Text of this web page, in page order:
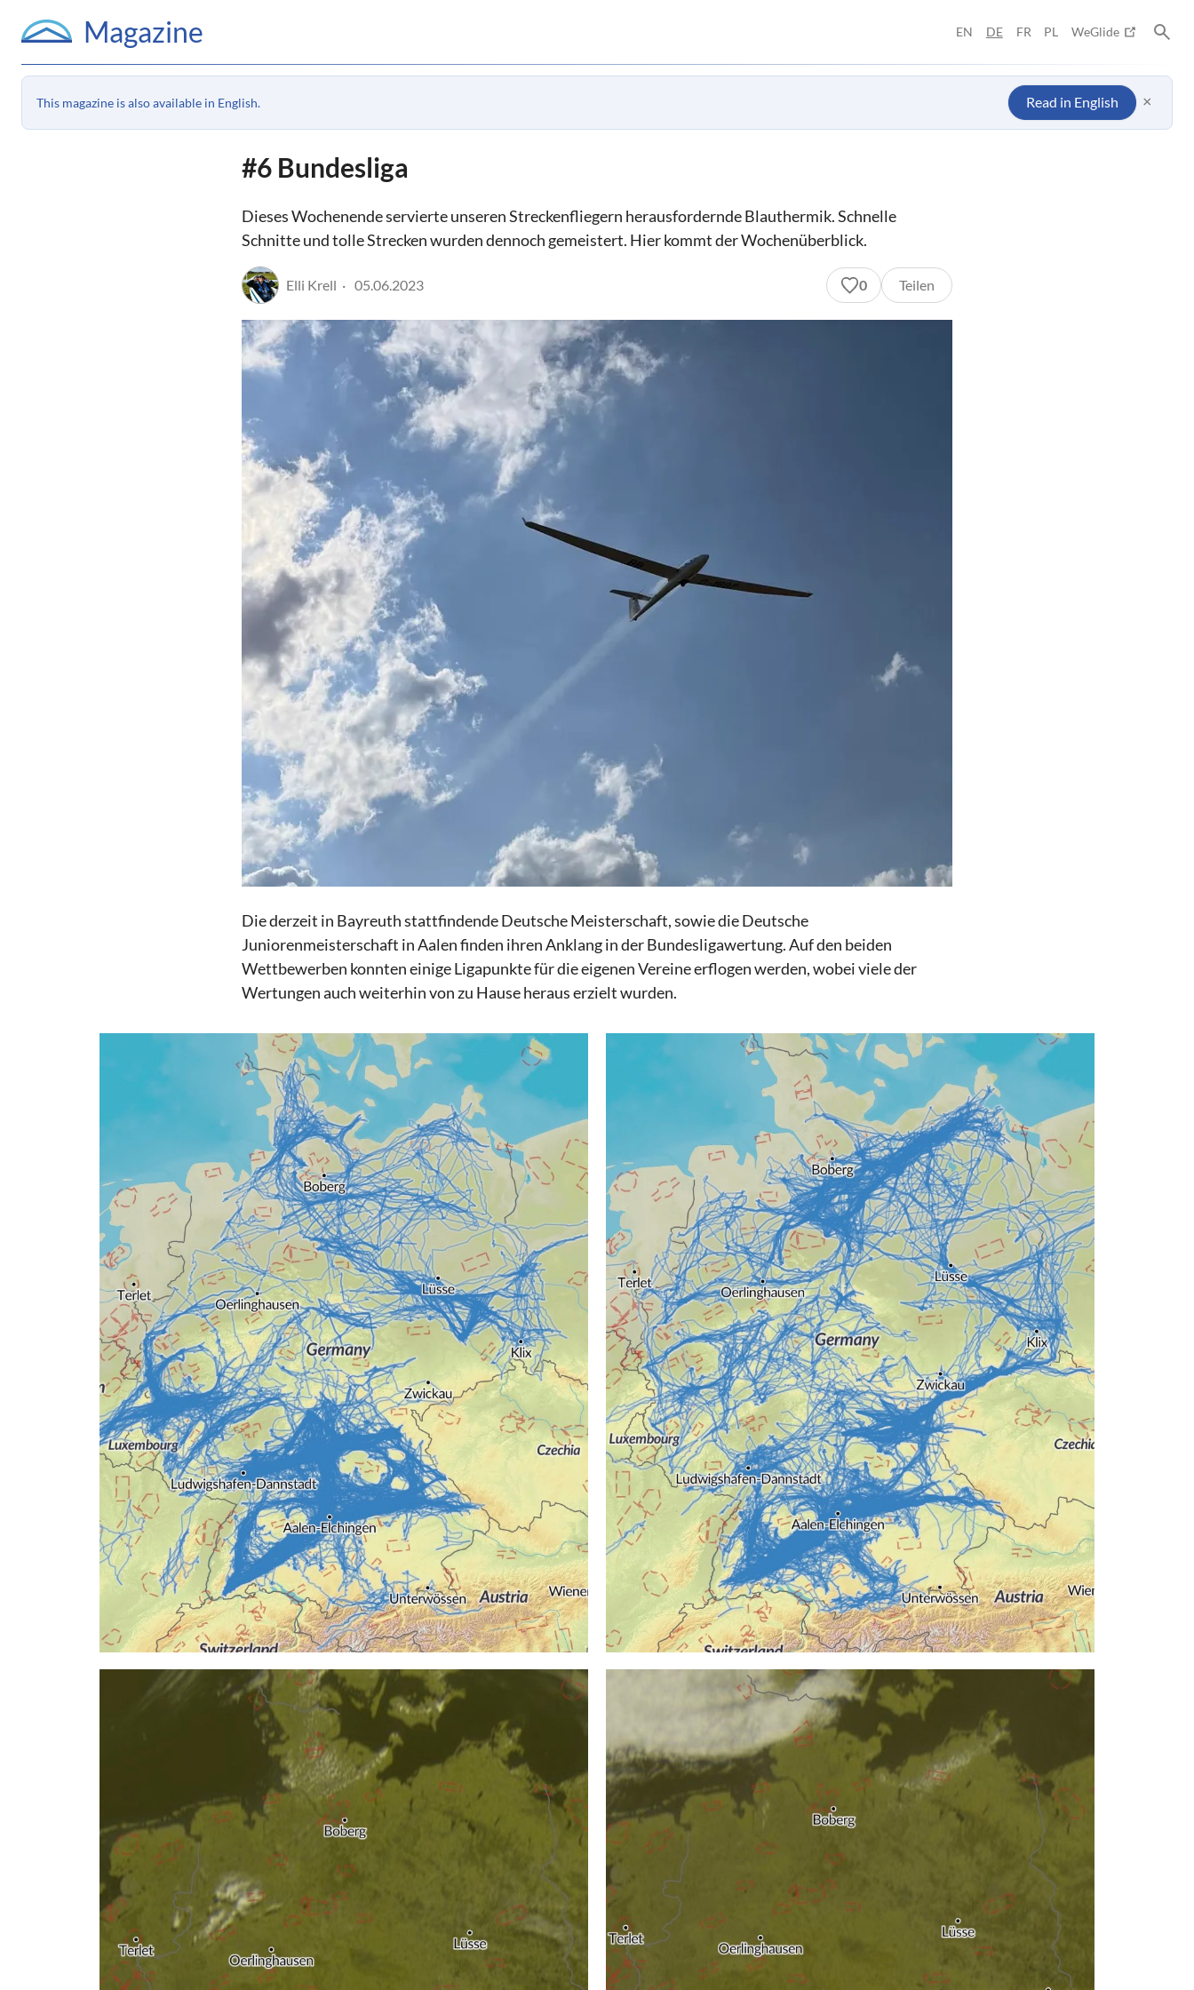
Magazine EN DE FR PL WeGlide
This magazine is also available in English. Read in English ×
#6 Bundesliga
Dieses Wochenende servierte unseren Streckenfliegern herausfordernde Blauthermik. Schnelle
Schnitte und tolle Strecken wurden dennoch gemeistert. Hier kommt der Wochenüberblick.
Elli Krell 05.06.2023 0 Teilen
Die derzeit in Bayreuth stattfindende Deutsche Meisterschaft, sowie die Deutsche
Juniorenmeisterschaft in Aalen finden ihren Anklang in der Bundesligawertung. Auf den beiden
Wettbewerben konnten einige Ligapunkte für die eigenen Vereine erflogen werden, wobei viele der
Wertungen auch weiterhin von zu Hause heraus erzielt wurden.